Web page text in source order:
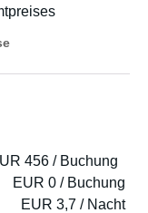
456 / Buchung
EUR 0 / Buchung
EUR 3,7 / Nacht